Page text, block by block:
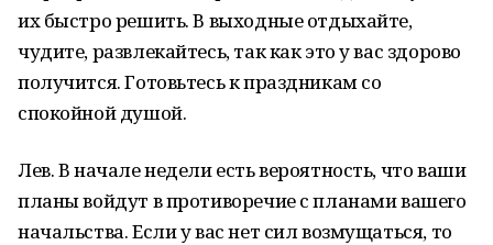
их быстро решить. В выходные отдыхайте,
чудите, развлекайтесь, так как это у вас здорово
получится. Готовьтесь к праздникам со
спокойной душой.
Лев. В начале недели есть вероятность, что ваши
планы войдут в противоречие с планами вашего
начальства. Если у вас нет сил возмущаться, то